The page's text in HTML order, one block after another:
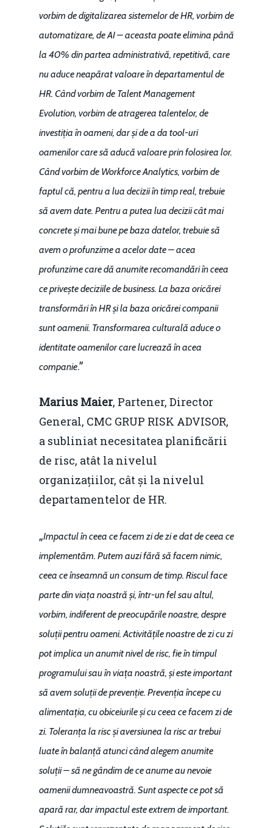
vorbim de digitalizarea sistemelor de HR, vorbim de
automatizare, de AI – aceasta poate elimina până
la 40% din partea administrativă, repetitivă, care
nu aduce neapărat valoare în departamentul de
HR. Când vorbim de Talent Management
Evolution, vorbim de atragerea talentelor, de
investiția în oameni, dar și de a da tool-uri
oamenilor care să aducă valoare prin folosirea lor.
Când vorbim de Workforce Analytics, vorbim de
faptul că, pentru a lua decizii în timp real, trebuie
să avem date. Pentru a putea lua decizii cât mai
concrete și mai bune pe baza datelor, trebuie să
avem o profunzime a acelor date – acea
profunzime care dă anumite recomandări în ceea
ce privește deciziile de business. La baza oricărei
transformări în HR și la baza oricărei companii
sunt oamenii. Transformarea culturală aduce o
identitate oamenilor care lucrează în acea
companie.”
Marius Maier, Partener, Director
General, CMC GRUP RISK ADVISOR,
a subliniat necesitatea planificării
de risc, atât la nivelul
organizațiilor, cât și la nivelul
departamentelor de HR.
„Impactul în ceea ce facem zi de zi e dat de ceea ce
implementăm. Putem auzi fără să facem nimic,
ceea ce înseamnă un consum de timp. Riscul face
parte din viața noastră și, într-un fel sau altul,
vorbim, indiferent de preocupările noastre, despre
soluții pentru oameni. Activitățile noastre de zi cu zi
pot implica un anumit nivel de risc, fie în timpul
programului sau în viața noastră, și este important
să avem soluții de prevenție. Prevenția începe cu
alimentația, cu obiceiurile și cu ceea ce facem zi de
zi. Toleranța la risc și aversiunea la risc ar trebui
luate în balanță atunci când alegem anumite
soluții – să ne gândim de ce anume au nevoie
oamenii dumneavoastră. Sunt aspecte ce pot să
apară rar, dar impactul este extrem de important.